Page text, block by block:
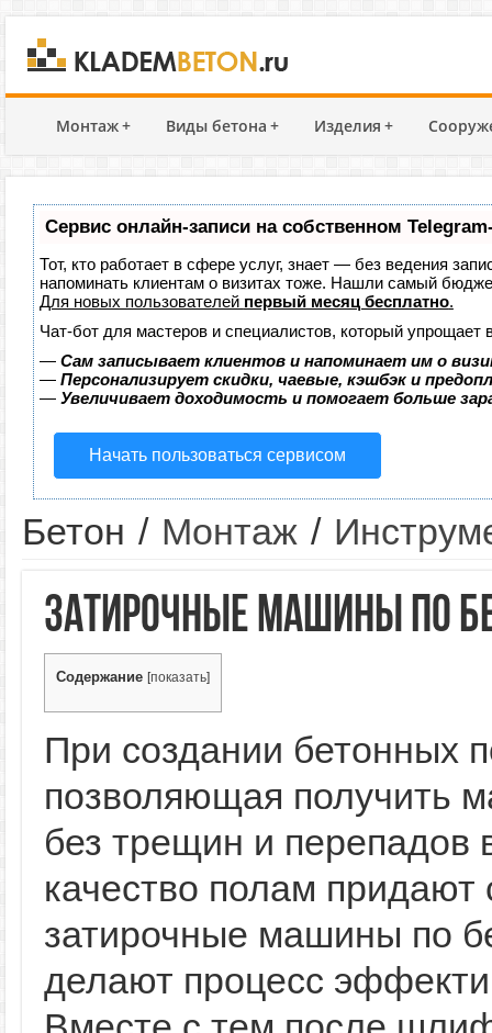
Монтаж+ Виды бетона + Изделия +
Сервис онлайн-записи на собственном
Тот, кто работает в сфере услуг, знает — без ведения
напоминать клиентам о визитах тоже. Нашли самый
Для новых пользователей первый месяц бесплатно.
Чат-бот для мастеров и специалистов, который упрощает
— Сам записывает клиентов и напоминает им о
— Персонализирует скидки, чаевые, кэшбэк и
— Увеличивает доходимость и помогает больше
Начать пользоваться сервисом
Бетон / Монтаж /
Затирочные машины по
Содержание [показать]
При создании бетонных
позволяющая получить
без трещин и перепадов
качество полам
затирочные машины по
делают процесс